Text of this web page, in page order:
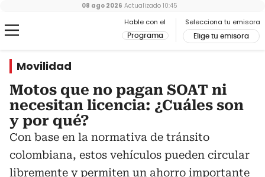
Hable con el
Programa
Selecciona tu emisora
Elige tu emisora
08 ago 2026 Actualizado 10:45
Movilidad
Motos que no pagan SOAT ni
necesitan licencia: ¿Cuáles son
y por qué?
Con base en la normativa de tránsito
colombiana, estos vehículos pueden circular
libremente y permiten un ahorro importante